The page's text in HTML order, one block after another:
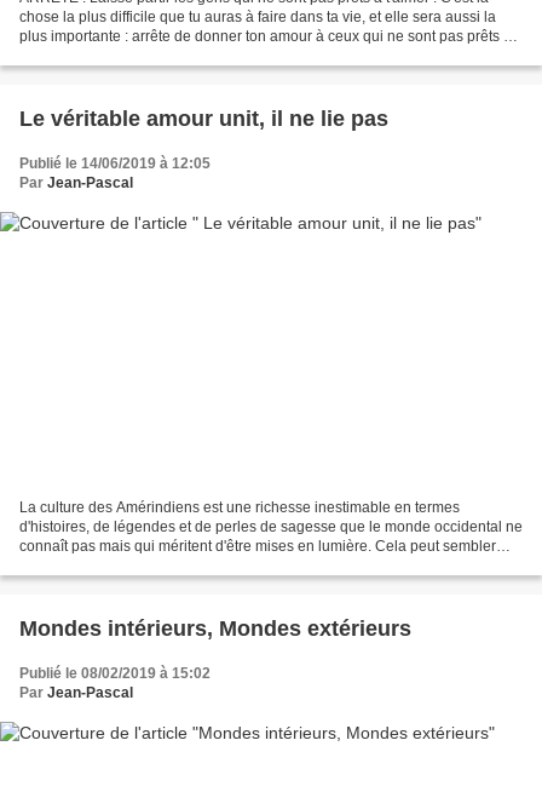
chose la plus difficile que tu auras à faire dans ta vie, et elle sera aussi la
plus importante : arrête de donner ton amour à ceux qui ne sont pas prêts à
Le véritable amour unit, il ne lie pas
Publié le 14/06/2019 à 12:05
Par Jean-Pascal
La culture des Amérindiens est une richesse inestimable en termes
d'histoires, de légendes et de perles de sagesse que le monde occidental ne
connaît pas mais qui méritent d'être mises en lumière. Cela peut sembler
Mondes intérieurs, Mondes extérieurs
Publié le 08/02/2019 à 15:02
Par Jean-Pascal